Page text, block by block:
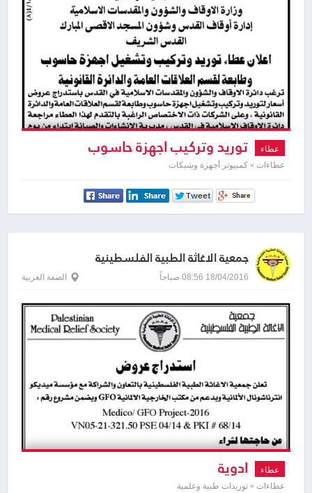
عطاء توريد وتركيب اجهزة حاسوب
عطاءات » كمبيوتر أجهزة وشبكات
جمعية الاغاثة الطبية الفلسطينية
18/04/2016 08:56 صباحاً الضفة الغربية
عطاء ادوية
عطاءات » توريدات طبية وعلمية